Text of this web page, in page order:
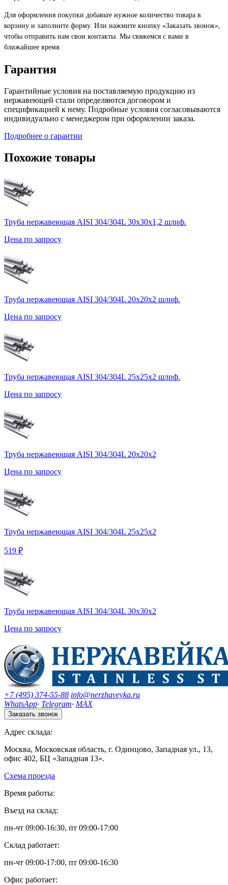
Для оформления покупки добавьте нужное количество товара в
корзину и заполните форму. Или нажмите кнопку «Заказать звонок»,
чтобы отправить нам свои контакты. Мы свяжемся с вами в
ближайшее время.
Гарантия
Гарантийные условия на поставляемую продукцию из
нержавеющей стали определяются договором и
спецификацией к нему. Подробные условия согласовываются
индивидуально с менеджером при оформлении заказа.
Подробнее о гарантии
Похожие товары
Труба нержавеющая AISI 304/304L 30х30х1,2 шлиф.
Цена по запросу
Труба нержавеющая AISI 304/304L 20х20х2 шлиф.
Цена по запросу
Труба нержавеющая AISI 304/304L 25х25х2 шлиф.
Цена по запросу
Труба нержавеющая AISI 304/304L 20х20х2
Цена по запросу
Труба нержавеющая AISI 304/304L 25х25х2
519 ₽
Труба нержавеющая AISI 304/304L 30х30х2
Цена по запросу
+7 (495) 374-55-88 info@nerzhaveyka.ru
WhatsApp· Telegram· MAX
Заказать звонок
Адрес склада:
Москва, Московская область, г. Одинцово, Западная ул., 13,
офис 402, БЦ «Западная 13».
Схема проезда
Время работы:
Въезд на склад:
пн-чт 09:00-16:30, пт 09:00-17:00
Склад работает:
пн-чт 09:00-17:00, пт 09:00-16:30
Офис работает: